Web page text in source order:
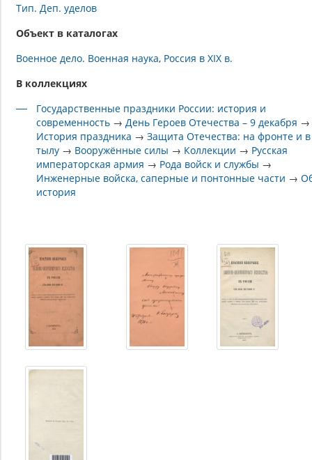
Тип. Деп. уделов
Объект в каталогах
Военное дело. Военная наука Россия в XIX в.
В коллекциях
Государственные праздники России: история и
современность →День Героев Отечества – 9 декабря →
История праздника →Защита Отечества: на фронте и в
тылу → Вооружённые силы → Коллекции → Русская
императорская армия → Рода войск и службы →
Инженерные войска, саперные и понтонные части →
история